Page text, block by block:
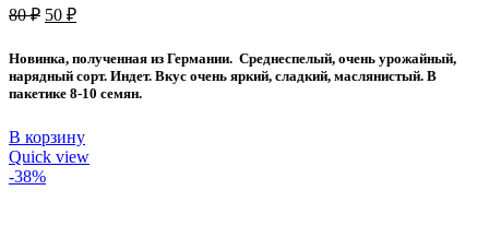
80₽ Первоначальная
80 ₽.
50 ₽Текущая
50 ₽.
Новинка, полученная из Германии. Среднеспелый, очень урожайный,
нарядный сорт. Индет. Вкус очень яркий, сладкий, маслянистый. В
пакетике 8-10 семян.
В корзину
Quick view
-38%